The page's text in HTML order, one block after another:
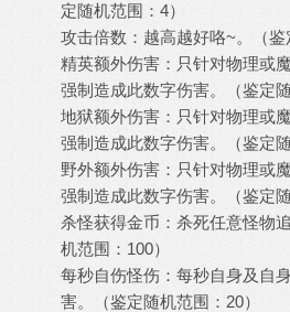
定随机范围：4）
攻击倍数：越高越好咯~。（鉴
精英额外伤害：只针对物理或
强制造成此数字伤害。（鉴定
地狱额外伤害：只针对物理或
强制造成此数字伤害。（鉴定
野外额外伤害：只针对物理或
强制造成此数字伤害。（鉴定
杀怪获得金币：杀死任意怪物
机范围：100）
每秒自伤怪伤：每秒自身及自
害。（鉴定随机范围：20）